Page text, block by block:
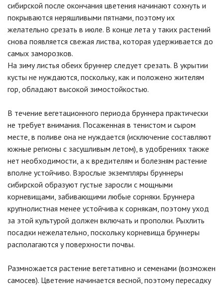
сибирской после окончания цветения начинают сохнуть и
покрываются неряшливыми пятнами, поэтому их
желательно срезать в июле. В конце лета у таких растений
снова появляется свежая листва, которая удерживается до
самых заморозков.
На зиму листья обеих бруннер следует срезать. В укрытии
кусты не нуждаются, поскольку, как и положено жителям
гор, обладают высокой зимостойкостью.
В течение вегетационного периода бруннера практически
не требует внимания. Посаженная в тенистом и сыром
месте, в поливе она не нуждается (исключение составляют
южные регионы с засушливым летом), в удобрениях также
нет необходимости, а к вредителям и болезням растение
вполне устойчиво. Взрослые экземпляры бруннеры
сибирской образуют густые заросли с мощными
корневищами, забивающими любые сорняки. Бруннера
крупнолистная менее устойчива к сорнякам, поэтому уход
за этой культурой должен включать и прополки. Рыхлить
посадки нежелательно, поскольку корневища бруннеры
располагаются у поверхности почвы.
Размножается растение вегетативно и семенами (возможен
самосев). Цветение начинается весной, поэтому пересадку